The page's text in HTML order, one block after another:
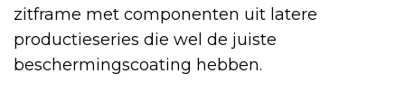
zitframe met componenten uit latere
productieseries die wel de juiste
beschermingscoating hebben.